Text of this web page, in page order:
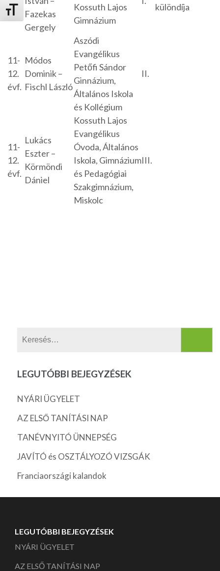
Betűméret váltása
évf.
Fazekas
Gergely
Kossuth Lajos
Gimnázium
különdíja
11-
12.
évf.
Módos
Dominik –
Fischl László
Aszódi
Evangélikus
Petőfi Sándor
Ginnázium,
Általános Iskola
és Kollégium
II.
11-
12.
évf.
Lukács
Eszter –
Körmöndi
Dániel
Kossuth Lajos
Evangélikus
Óvoda, Általános
Iskola, Gimnázium
és Pedagógiai
Szakgimnázium,
Miskolc
III.
LEGUTÓBBI BEJEGYZÉSEK
NYÁRI ÜGYELET
AZ ELSŐ TANÍTÁSI NAP
TANÉVNYITÓ ÜNNEPSÉG
JAVÍTÓ és OSZTÁLYOZÓ VIZSGÁK
Franciaországi kalandok
LEGUTÓBBI BEJEGYZÉSEK
NYÁRI ÜGYELET
AZ ELSŐ TANÍTÁSI NAP